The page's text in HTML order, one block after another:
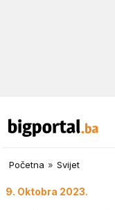
Početna » Svijet
9. Oktobra 2023.